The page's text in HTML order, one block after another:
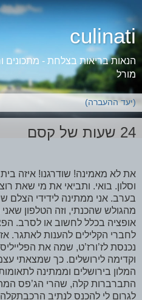
culinati
הנאות בריאות בצלחת - מתכונים
מורל
24 שעות של קסם
בערב. אני ממתינה לידידי הצלם
מהגולש שהכנתי, וזה הטלפון
אופציה בכלל לחשוב או לסרב.
לחברי הקלילים להענות לאתגר.
נכנסת לז’ורז’ט, שמה את
המלון בירושלים וממתינה
התברברות קלה, שהרי הג’פס
לגרום לי להכנס לנתיב